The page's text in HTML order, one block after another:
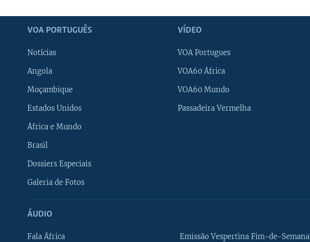
VOA PORTUGUÊS
Notícias
Angola
Moçambique
Estados Unidos
África e Mundo
Brasil
Dossiers Especiais
Galeria de Fotos
VÍDEO
VOA Portugues
VOA60 África
VOA60 Mundo
Passadeira Vermelha
ÁUDIO
Fala África Emissão Vespertina Fim-de-Semana